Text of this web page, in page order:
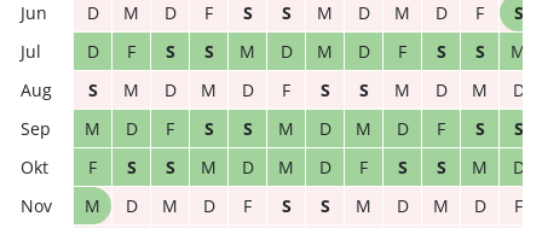
D
M D F S S M D M D F
S
D
F S S M D M D F S S
M
S
M D M D F S S M D M
D
M
D F S S M D M D F S
S
F
S S M D M D F S S M
D
M
D M D F S S M D M D F